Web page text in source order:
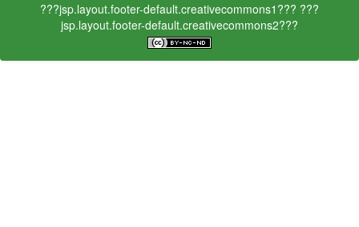
???jsp.layout.footer-default.creativecommons1??? ???
jsp.layout.footer-default.creativecommons2???